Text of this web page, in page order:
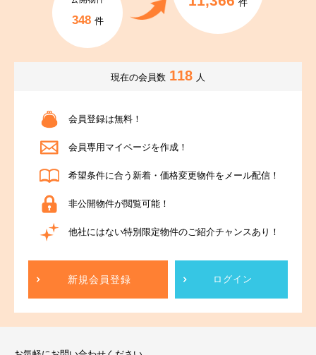
348 件
件
現在の会員数 118 人
会員登録は無料！
会員専用マイページを作成！
希望条件に合う新着・価格変更物件をメール配信！
非公開物件が閲覧可能！
他社にはない特別限定物件のご紹介チャンスあり！
新規会員登録 ログイン